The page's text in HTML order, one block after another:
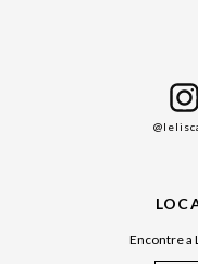
Cuidados CasaEncontre a